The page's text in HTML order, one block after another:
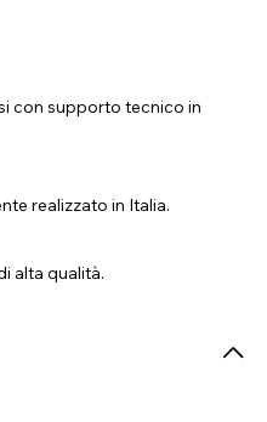
con supporto tecnico in
realizzato in Italia.
alta qualità.